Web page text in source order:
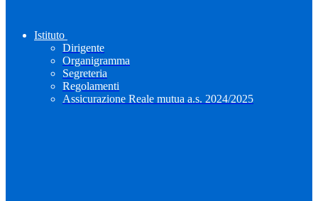
Istituto
Dirigente
Organigramma
Segreteria
Regolamenti
Assicurazione Reale mutua a.s. 2024/2025